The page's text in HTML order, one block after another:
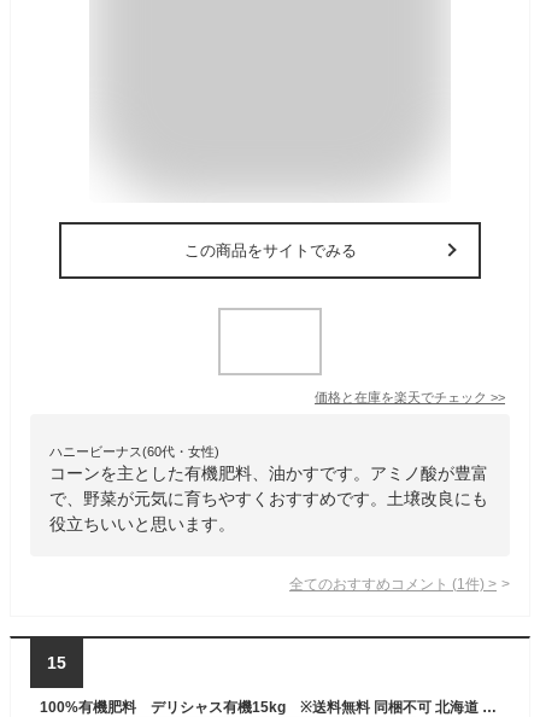
この商品をサイトでみる
価格と在庫を楽天でチェック >>
ハニービーナス(60代・女性)
コーンを主とした有機肥料、油かすです。アミノ酸が豊富
で、野菜が元気に育ちやすくおすすめです。土壌改良にも
役立ちいいと思います。
全てのおすすめコメント (1 件) >
15
100%有機肥料 デリシャス有機15kg ※送料無料 同梱不可 北海道 沖縄 離島発送不可～花 野菜 果樹 花木 ペレット肥料